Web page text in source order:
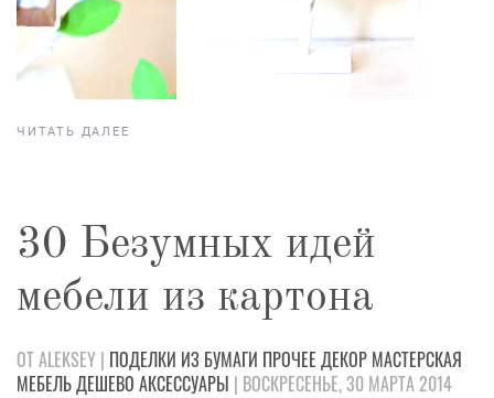
ЧИТАТЬ ДАЛЕЕ
30 Безумных идей
мебели из картона
ОТ ALEKSEY | ПОДЕЛКИ ИЗ БУМАГИ ПРОЧЕЕ ДЕКОР МАСТЕРСКАЯ
МЕБЕЛЬДЕШЕВО АКСЕССУАРЫ | ВОСКРЕСЕНЬЕ, 30 МАРТА 2014